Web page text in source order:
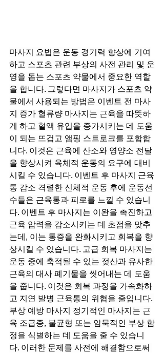
마사지 요법은 운동 경기력 향상에 기여
하고 스포츠 관련 부상의 사전 관리 및 운
영을 돕는 스포츠 약물에서 중요한 역할
을 합니다. 그렇다면 마사지가 스포츠 약
물에서 사용되는 방법은 이벤트 전 마사
지 증가 혈류량 마사지는 근육을 따뜻하
게 하고 혈액 유입을 증가시키는 데 도움
이 되는 뜨겁고 앰핑 스트로크를 포함합
니다. 이것은 근육에 산소와 영양소 전달
을 향상시켜 육체적 운동의 요구에 대비
시킬 수 있습니다. 이벤트 후 마사지 근육
통 감소 격렬한 신체적 운동 후에 운동선
수들은 근육통과 피로를 느낄 수 있습니
다. 이벤트 후 마사지는 이완을 촉진하고
근육 압력을 감소시키는 데 초점을 맞추
는데, 이는 통증을 완화시키고 회복을 향
상시킬 수 있습니다. 고급 회복 마사지는
운동 중에 축적될 수 있는 젖산과 유사한
근육의 대사 폐기물을 씻어내는 데 도움
을 줍니다. 이것은 회복 과정을 가속화하
고 지연 발병 근육통의 위협을 줄입니다.
부상 예방 마사지 정기적인 마사지는 근
육 조급증, 불균형 또는 암묵적인 부상 함
정을 식별하는 데 도움을 줄 수 있습니
다. 이러한 문제를 사전에 해결함으로써